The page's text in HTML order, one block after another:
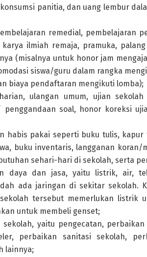
panitia, dan uang lembur
remedial, pembelajaran
ilmiah remaja, pramuka,
(misalnya untuk honor jam
siswa/guru dalam rangka
biaya pendaftaran mengikuti lomba);
ulangan umum, ujian
soal, honor koreksi
habis pakai seperti buku tulis,
buku inventaris, langganan koran/
sehari-hari di sekolah, serta
daya dan jasa, yaitu listrik, air,
ada jaringan di sekitar sekolah.
tersebut memerlukan listrik
untuk membeli genset;
sekolah, yaitu pengecatan,
perbaikan sanitasi sekolah,
lainnya;